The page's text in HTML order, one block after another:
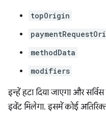
topOrigin
methodData
modifiers
इन्हें हटा दिया जाएगा और
इवेंट मिलेगा. इसमें कोई अतिरिक्त